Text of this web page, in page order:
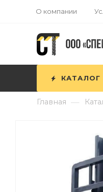
О компании
КАТАЛОГ
Главная —